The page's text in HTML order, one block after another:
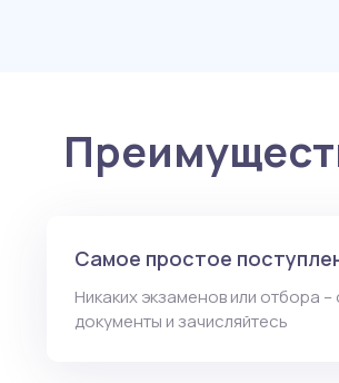
Самое простое
Никаких экзаменов или отбора –
документы и зачисляйтесь